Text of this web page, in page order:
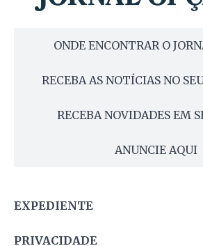
ONDE ENCONTRAR O
RECEBA AS NOTÍCIAS NO
RECEBA NOVIDADES EM
ANUNCIE AQUI
EXPEDIENTE
PRIVACIDADE